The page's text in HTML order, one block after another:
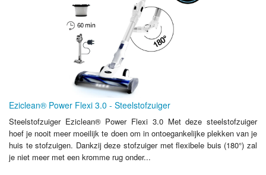
Eziclean® Power Flexi 3.0 - Steelstofzuiger
Steelstofzuiger Eziclean® Power Flexi 3.0 Met deze steelstofzuiger
hoef je nooit meer moeilijk te doen om in ontoegankelijke plekken van je
huis te stofzuigen. Dankzij deze stofzuiger met flexibele buis (180°) zal
je niet meer met een kromme rug onder...